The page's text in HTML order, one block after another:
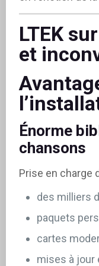
LTEK
et
Énorme
chansons
Prise en charge
des milliers
paquets
cartes
mises à jour